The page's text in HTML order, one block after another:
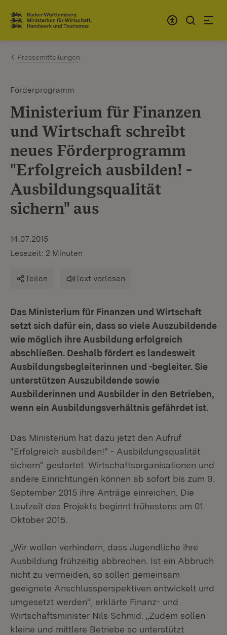
Zum Inhalt springen
Link zur Startseite
Pressemitteilungen
Förderprogramm
Ministerium für Finanzen
und Wirtschaft schreibt
neues Förderprogramm
"Erfolgreich ausbilden! -
Ausbildungsqualität
sichern" aus
14.07.2015
Lesezeit: 2 Minuten
Teilen Text vorlesen
Das Ministerium für Finanzen und Wirtschaft
setzt sich dafür ein, dass so viele Auszubildende
wie möglich ihre Ausbildung erfolgreich
abschließen. Deshalb fördert es landesweit
Ausbildungsbegleiterinnen und -begleiter. Sie
unterstützen Auszubildende sowie
Ausbilderinnen und Ausbilder in den Betrieben,
wenn ein Ausbildungsverhältnis gefährdet ist.
Das Ministerium hat dazu jetzt den Aufruf
"Erfolgreich ausbilden!" - Ausbildungsqualität
sichern" gestartet. Wirtschaftsorganisationen und
andere Einrichtungen können ab sofort bis zum 9.
September 2015 ihre Anträge einreichen. Die
Laufzeit des Projekts beginnt frühestens am 01.
Oktober 2015.
„Wir wollen verhindern, dass Jugendliche ihre
Ausbildung frühzeitig abbrechen. Ist ein Abbruch
nicht zu vermeiden, so sollen gemeinsam
geeignete Anschlussperspektiven entwickelt und
umgesetzt werden“, erklärte Finanz- und
Wirtschaftsminister Nils Schmid. „Zudem sollen
kleine und mittlere Betriebe so unterstützt